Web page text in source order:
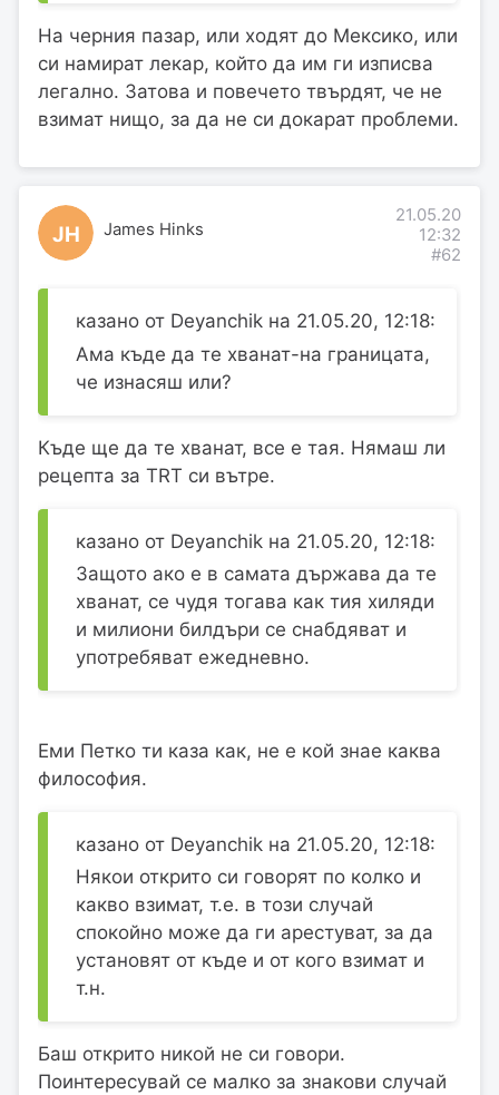
На черния пазар, или ходят до Мексико, или
си намират лекар, който да им ги изписва
легално. Затова и повечето твърдят, че не
взимат нищо, за да не си докарат проблеми.
JH James Hinks
21.05.20
12:32
#62
казано от Deyanchik на 21.05.20, 12:18:
Ама къде да те хванат-на границата,
че изнасяш или?
Къде ще да те хванат, все е тая. Нямаш ли
рецепта за TRT си вътре.
казано от Deyanchik на 21.05.20, 12:18:
Защото ако е в самата държава да те
хванат, се чудя тогава как тия хиляди
и милиони билдъри се снабдяват и
употребяват ежедневно.
Еми Петко ти каза как, не е кой знае каква
философия.
казано от Deyanchik на 21.05.20, 12:18:
Някои открито си говорят по колко и
какво взимат, т.е. в този случай
спокойно може да ги арестуват, за да
установят от къде и от кого взимат и
т.н.
Баш открито никой не си говори.
Поинтересувай се малко за знакови случай